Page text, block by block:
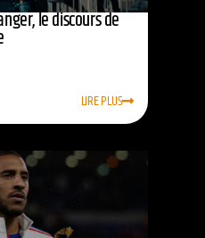
le discours de
LIRE PLUS